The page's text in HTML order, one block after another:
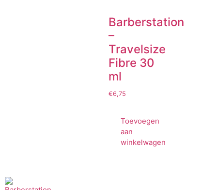
Barberstation
–
Travelsize
Fibre 30
ml
€6,75
Toevoegen
aan
winkelwagen